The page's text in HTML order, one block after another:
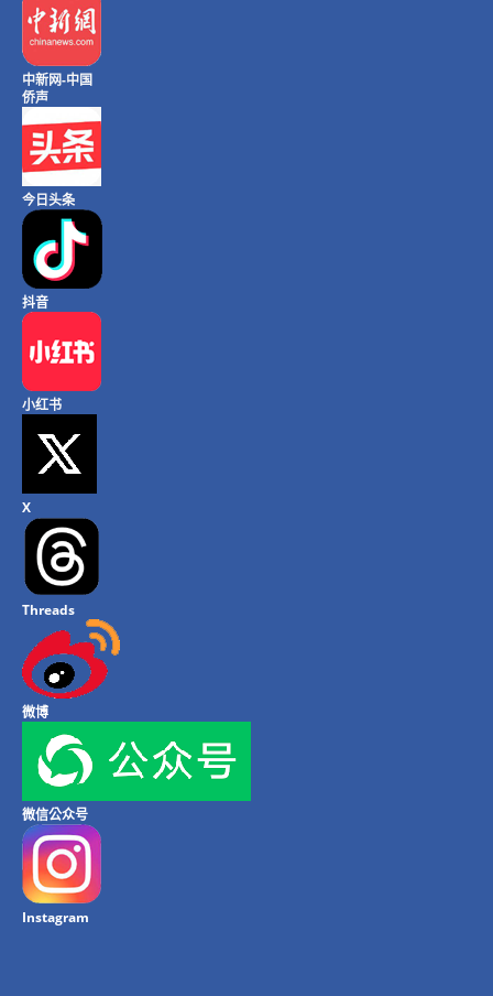
中新网-中国
侨声
今日头条
抖音
小红书
X
Threads
微博
微信公众号
Instagram